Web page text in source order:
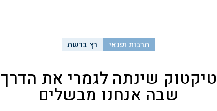
תרבות ופנאי רץ ברשת
טיקטוק שינתה לגמרי את הדרך
שבה אנחנו מבשלים